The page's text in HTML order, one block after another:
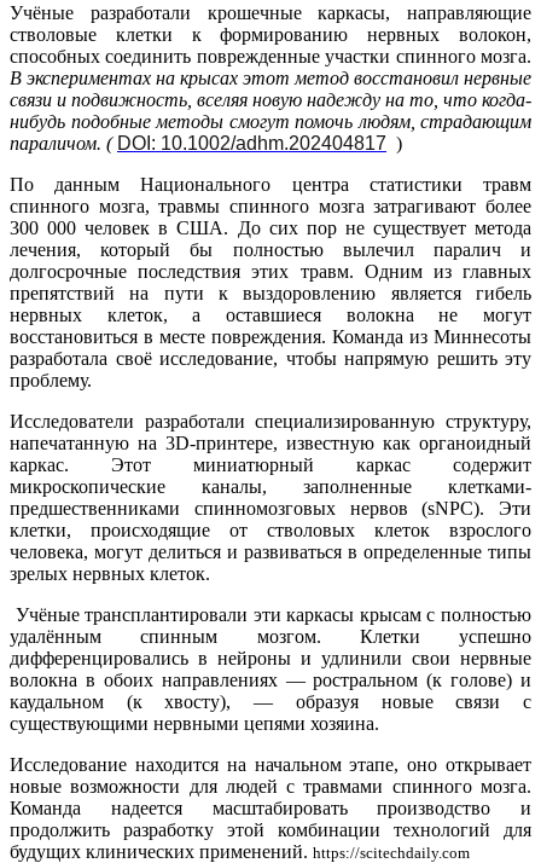
Учёные разработали крошечные каркасы, направляющие
стволовые клетки к формированию нервных волокон,
способных соединить поврежденные участки спинного мозга.
В экспериментах на крысах этот метод восстановил нервные
связи и подвижность, вселяя новую надежду на то, что когда-
нибудь подобные методы смогут помочь людям, страдающим
параличом. ( DOI: 10.1002/adhm.202404817 )
По данным Национального центра статистики травм
спинного мозга, травмы спинного мозга затрагивают более
300 000 человек в США. До сих пор не существует метода
лечения, который бы полностью вылечил паралич и
долгосрочные последствия этих травм. Одним из главных
препятствий на пути к выздоровлению является гибель
нервных клеток, а оставшиеся волокна не могут
восстановиться в месте повреждения. Команда из Миннесоты
разработала своё исследование, чтобы напрямую решить эту
проблему.
Исследователи разработали специализированную структуру,
напечатанную на 3D-принтере, известную как органоидный
каркас. Этот миниатюрный каркас содержит
микроскопические каналы, заполненные клетками-
предшественниками спинномозговых нервов (sNPC). Эти
клетки, происходящие от стволовых клеток взрослого
человека, могут делиться и развиваться в определенные типы
зрелых нервных клеток.
Учёные трансплантировали эти каркасы крысам с полностью
удалённым спинным мозгом. Клетки успешно
дифференцировались в нейроны и удлинили свои нервные
волокна в обоих направлениях — ростральном (к голове) и
каудальном (к хвосту), — образуя новые связи с
существующими нервными цепями хозяина.
Исследование находится на начальном этапе, оно открывает
новые возможности для людей с травмами спинного мозга.
Команда надеется масштабировать производство и
продолжить разработку этой комбинации технологий для
будущих клинических применений. https://scitechdaily.com